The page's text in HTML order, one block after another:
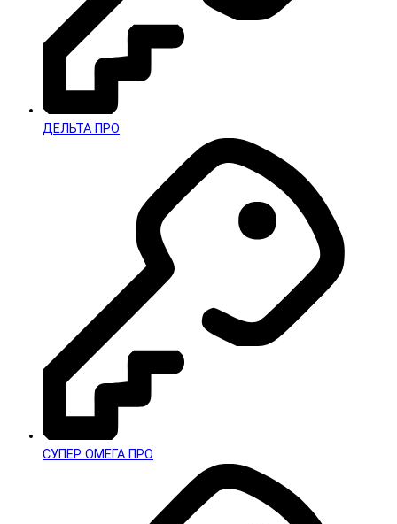
ДЕЛЬТА ПРО
СУПЕР ОМЕГА ПРО